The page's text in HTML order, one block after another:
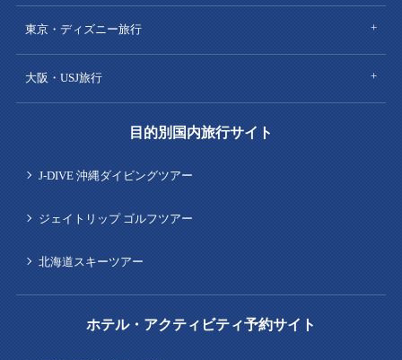
東京・ディズニー旅行
大阪・USJ旅行
目的別国内旅行サイト
J-DIVE 沖縄ダイビングツアー
ジェイトリップ ゴルフツアー
北海道スキーツアー
ホテル・アクティビティ予約サイト